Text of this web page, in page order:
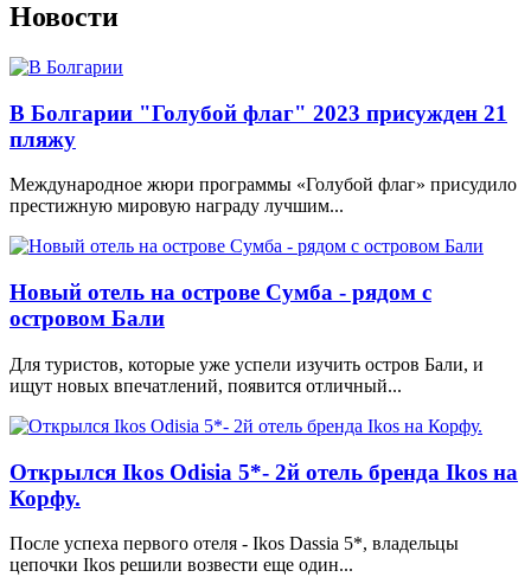
Новости
В Болгарии "Голубой флаг" 2023 присужден 21
пляжу
Международное жюри программы «Голубой флаг» присудило
престижную мировую награду лучшим...
Новый отель на острове Сумба - рядом с
островом Бали
Для туристов, которые уже успели изучить остров Бали, и
ищут новых впечатлений, появится отличный...
Открылся Ikos Odisia 5*- 2й отель бренда Ikos на
Корфу.
После успеха первого отеля - Ikos Dassia 5*, владельцы
цепочки Ikos решили возвести еще один...